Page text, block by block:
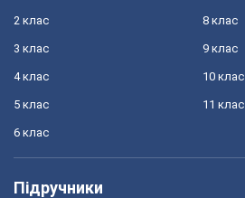
2 клас
3 клас
4 клас
5 клас
6 клас
8 клас
9 клас
10 клас
11 клас
Підручники